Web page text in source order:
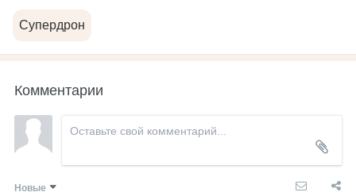
Супердрон
Комментарии
Новые